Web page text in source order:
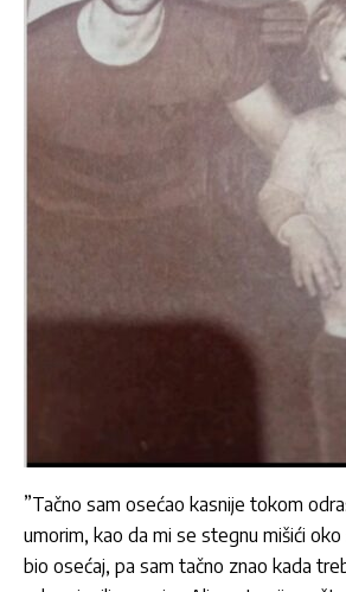
”Tačno sam osećao kasnije tokom
umorim, kao da mi se stegnu mišići
bio osećaj, pa sam tačno znao kada